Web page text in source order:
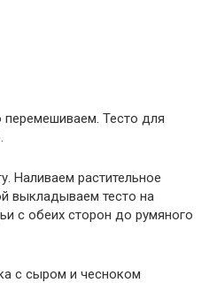
Тесто для
Наливаем растительное
выкладываем тесто на
с обеих сторон до румяного
с сыром и чесноком